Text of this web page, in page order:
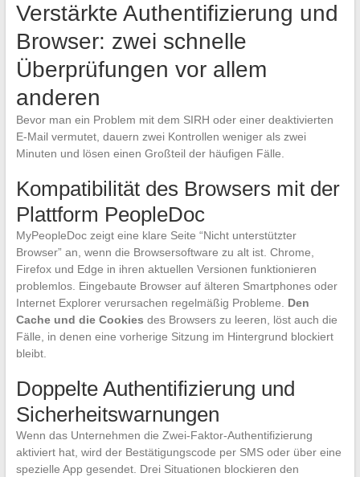
Verstärkte Authentifizierung und
Browser: zwei schnelle
Überprüfungen vor allem
anderen
Bevor man ein Problem mit dem SIRH oder einer deaktivierten
E-Mail vermutet, dauern zwei Kontrollen weniger als zwei
Minuten und lösen einen Großteil der häufigen Fälle.
Kompatibilität des Browsers mit der
Plattform PeopleDoc
MyPeopleDoc zeigt eine klare Seite “Nicht unterstützter
Browser” an, wenn die Browsersoftware zu alt ist. Chrome,
Firefox und Edge in ihren aktuellen Versionen funktionieren
problemlos. Eingebaute Browser auf älteren Smartphones oder
Internet Explorer verursachen regelmäßig Probleme. Den
Cache und die Cookies des Browsers zu leeren, löst auch die
Fälle, in denen eine vorherige Sitzung im Hintergrund blockiert
bleibt.
Doppelte Authentifizierung und
Sicherheitswarnungen
Wenn das Unternehmen die Zwei-Faktor-Authentifizierung
aktiviert hat, wird der Bestätigungscode per SMS oder über eine
spezielle App gesendet. Drei Situationen blockieren den